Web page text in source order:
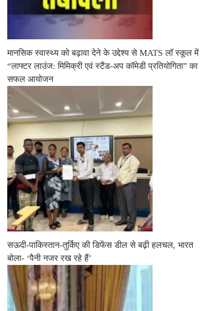
मानसिक स्वास्थ्य को बढ़ावा देने के उद्देश्य से MATS लॉ स्कूल में
“लाफ्टर लाउंज: मिमिक्री एवं स्टैंड-अप कॉमेडी प्रतियोगिता” का
सफल आयोजन
सऊदी-पाकिस्तान-तुर्किए की डिफेंस डील से बढ़ी हलचल, भारत
बोला- ‘पैनी नजर रख रहे हैं’